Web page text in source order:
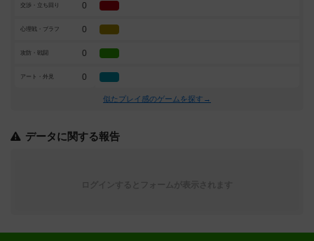
交渉・立ち回り 0
心理戦・ブラフ 0
攻防・戦闘 0
アート・外見 0
似たプレイ感のゲームを探す→
データに関する報告